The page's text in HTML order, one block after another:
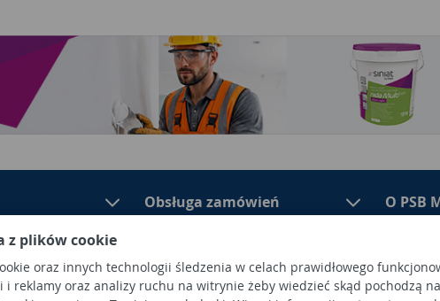
z plików cookie
oraz innych technologii śledzenia w celach prawidłowego
reklamy oraz analizy ruchu na witrynie żeby wiedzieć skąd pochodzą
Obsługa zamówień O PSB
PSB Mrówka